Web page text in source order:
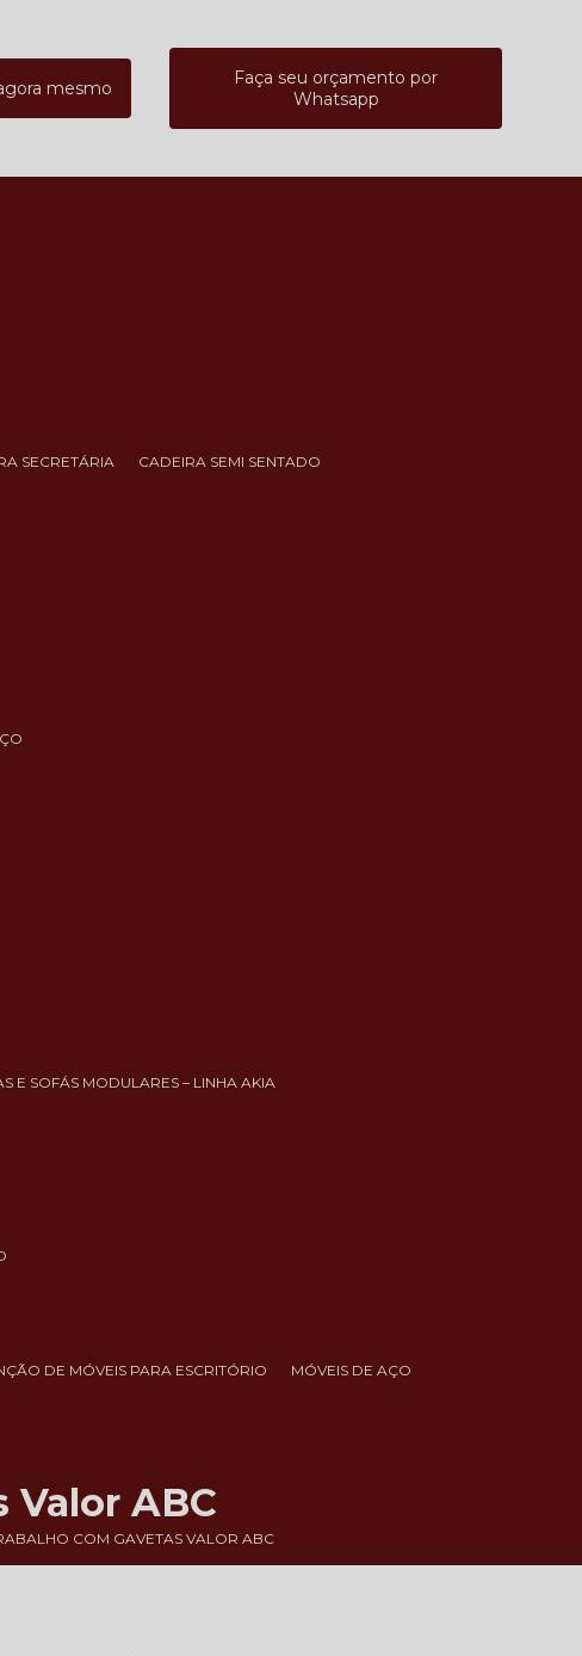
mesmo
Faça seu orçamento por
Whatsapp
SECRETÁRIA CADEIRA SEMI SENTADO
E SOFÁS MODULARES – LINHA AKIA
DE MÓVEIS PARA ESCRITÓRIO MÓVEIS DE AÇO
COM GAVETAS VALOR ABC
Valor ABC